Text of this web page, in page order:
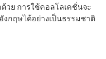
วย การใช้คอลโลเคชั่นจะ
กฤษได้อย่างเป็นธรรมชาติ